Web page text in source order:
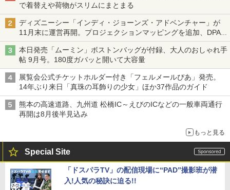
で着替えや荷物がスリムにまとまる
ディズニーシー「インディ・ジョーンズ・アドベンチャー」が
11月末に運営再開。プロジェクションマッピングを追加、DPA
は1500円
本日発売「ムーミン」ボストンバッグが付録、大人のおしゃれ手
帖 9月号。180度ガバッと開いて大容量
展覧会公式チケットホルダー付き「フェルメールぴあ」発売。
14年ぶり来日「真珠の耳飾りの少女」ほか37作品のガイド
熊本の高速道路、九州道 松橋IC～えびのICなどの一般車両通行
再開は8月後半見込み
もっと見る
Special Site
「ドスパラTV」の配信現場に“PAD”撮影班が潜
入!人気の秘訣に迫る!!